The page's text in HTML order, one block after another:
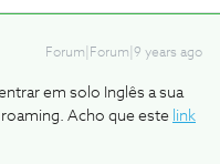
Forum|Forum|9 years ago
em solo Inglês a sua
roaming. Acho que este link